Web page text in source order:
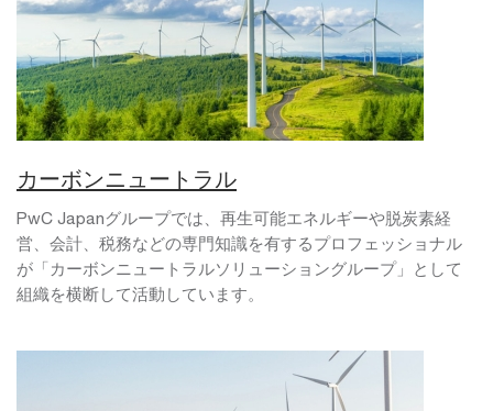
カーボンニュートラル
PwC Japanグループでは、再生可能エネルギーや脱炭素経
営、会計、税務などの専門知識を有するプロフェッショナル
が「カーボンニュートラルソリューショングループ」として
組織を横断して活動しています。